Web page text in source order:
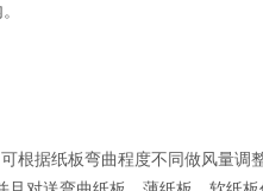
根据纸板弯曲程度不同做风量调